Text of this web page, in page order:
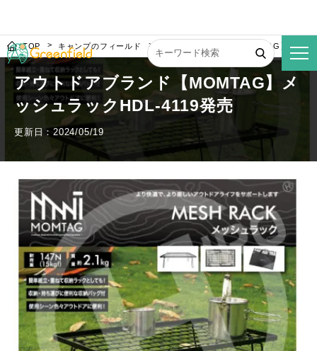
TOP キャンプのフィールド アウトドアブランド【MOMTAG】メッ
アウトドアブランド【MOMTAG】メ
ッシュラックHDL-4119発売
更新日：2024/05/19